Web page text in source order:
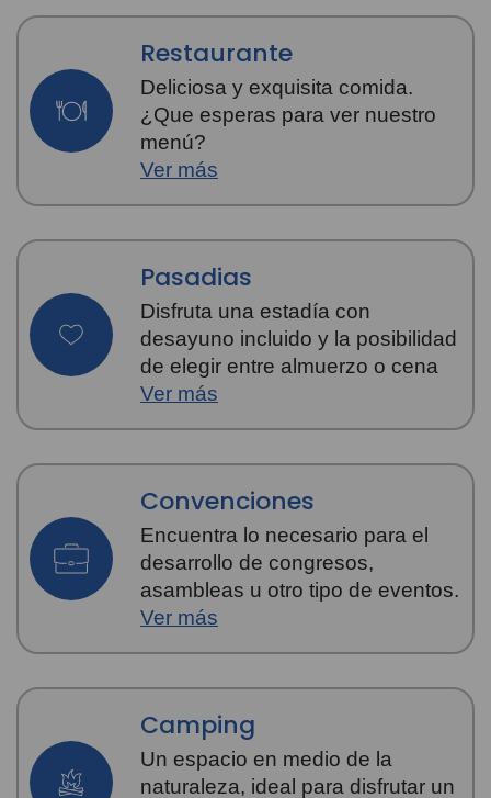
Restaurante
Deliciosa y exquisita comida.
¿Que esperas para ver nuestro
menú?
Ver más
Pasadias
Disfruta una estadía con
desayuno incluido y la posibilidad
de elegir entre almuerzo o cena
Ver más
Convenciones
Encuentra lo necesario para el
desarrollo de congresos,
asambleas u otro tipo de eventos.
Ver más
Camping
Un espacio en medio de la
naturaleza, ideal para disfrutar un